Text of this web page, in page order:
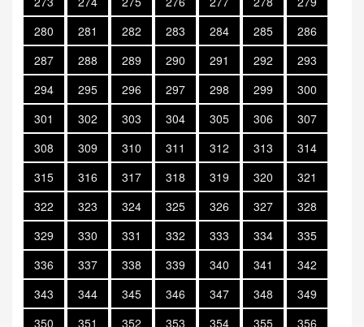
280
281 282 283 284 285
286
287
288 289 290 291 292
293
294
295 296 297 298 299
300
301
302 303 304 305 306
307
308
309 310 311 312 313
314
315
316 317 318 319 320
321
322
323 324 325 326 327
328
329
330 331 332 333 334
335
336
337 338 339 340 341
342
343
344 345 346 347 348
349
350
351 352 353 354 355 356